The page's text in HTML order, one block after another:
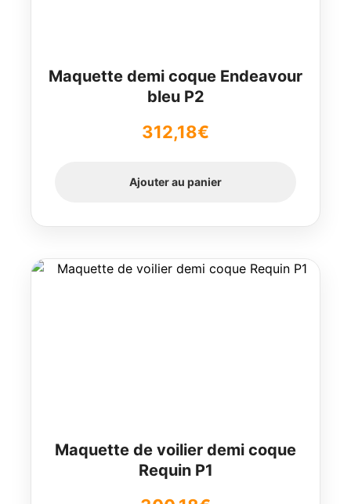
Maquette demi coque Endeavour
bleu P2
312,18€
Ajouter au panier
Maquette de voilier demi coque
Requin P1